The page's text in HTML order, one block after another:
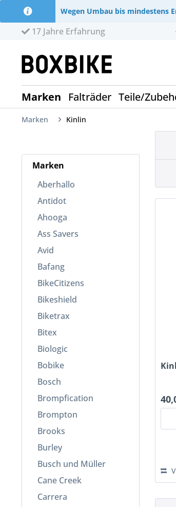
Wegen Umbau bis mindestens
17 Jahre Erfahrung
Marken Falträder Teile/
Marken Kinlin
Marken
Aberhallo
Antidot
Ahooga
Ass Savers
Avid
Bafang
BikeCitizens
Bikeshield
Biketrax
Bitex
Biologic
Bobike
Bosch
Brompfication
Brompton
Brooks
Burley
Busch und Müller
Cane Creek
Carrera